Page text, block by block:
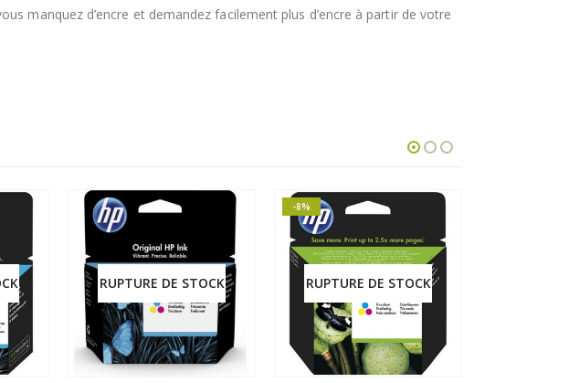
manquez d’encre et demandez facilement plus d’encre à partir de votre
RUPTURE DE STOCK
-8%
RUPTURE DE STOCK